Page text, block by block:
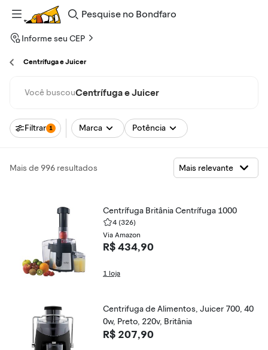
Pesquise
Bondfaro
Informe seu CEP
Centrífuga e Juicer
Você buscouCentrífuga e Juicer
Filtrar 1 Marca Potência
Mais de 996 resultados
Centrífuga Britânia Centrífuga 1000
4 (326)
Via Amazon
R$ 434,90
1 loja
Centrifuga de Alimentos, Juicer 700, 40
0w, Preto, 220v, Britânia
R$ 207,90